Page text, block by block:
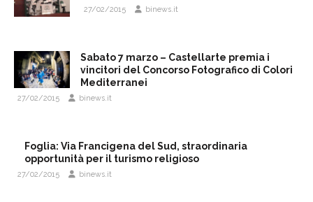
27/02/2015 binews.it
Sabato 7 marzo – Castellarte premia i
vincitori del Concorso Fotografico di Colori
Mediterranei
27/02/2015 binews.it
Foglia: Via Francigena del Sud, straordinaria
opportunità per il turismo religioso
27/02/2015 binews.it